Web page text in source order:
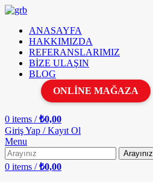
ANASAYFA
HAKKIMIZDA
REFERANSLARIMIZ
BİZE ULAŞIN
BLOG
ONLİNE MAĞAZA
0 items / ₺0,00
Giriş Yap / Kayıt Ol
Menu
Arayınız
0 items / ₺0,00